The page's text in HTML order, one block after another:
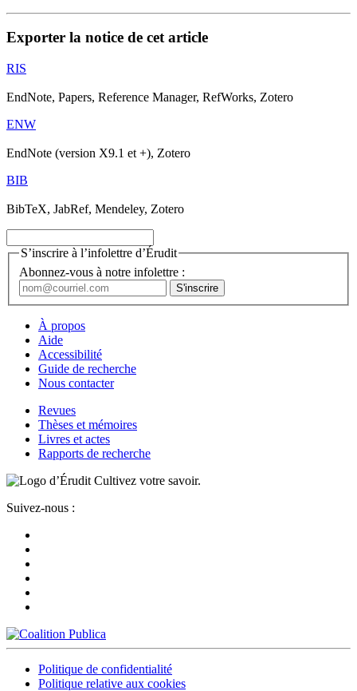
Exporter la notice de cet article
RIS
EndNote, Papers, Reference Manager, RefWorks, Zotero
ENW
EndNote (version X9.1 et +), Zotero
BIB
BibTeX, JabRef, Mendeley, Zotero
S’inscrire à l’infolettre d’Érudit
Abonnez-vous à notre infolettre :
À propos
Aide
Accessibilité
Guide de recherche
Nous contacter
Revues
Thèses et mémoires
Livres et actes
Rapports de recherche
Cultivez votre savoir.
Suivez-nous :
Politique de confidentialité
Politique relative aux cookies